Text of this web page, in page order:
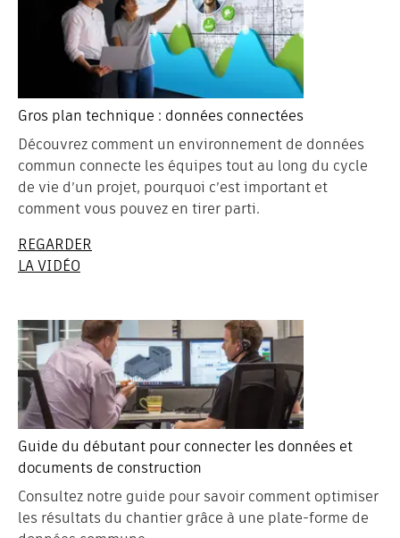
Gros plan technique : données connectées
Découvrez comment un environnement de données
commun connecte les équipes tout au long du cycle
de vie d’un projet, pourquoi c’est important et
comment vous pouvez en tirer parti.
REGARDER
LA VIDÉO
Guide du débutant pour connecter les données et
documents de construction
Consultez notre guide pour savoir comment optimiser
les résultats du chantier grâce à une plate-forme de